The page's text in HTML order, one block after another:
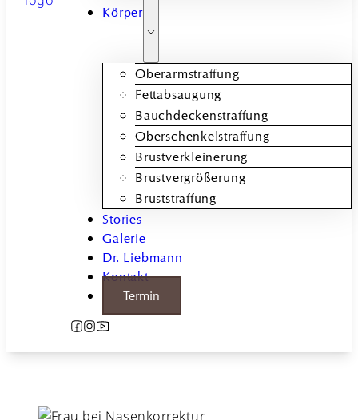
Körper
Oberarmstraffung
Fettabsaugung
Bauchdeckenstraffung
Oberschenkelstraffung
Brustverkleinerung
Brustvergrößerung
Bruststraffung
Stories
Galerie
Dr. Liebmann
Kontakt
Termin
Follow us on Facebook
Follow us on Instagram
Follow us on YouTube